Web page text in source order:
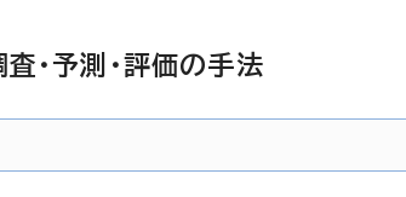
・予測・評価の手法